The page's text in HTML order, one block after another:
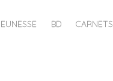
BD CARNETS